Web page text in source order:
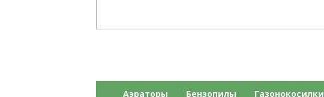
Аэраторы Бензопилы Газонокосилки